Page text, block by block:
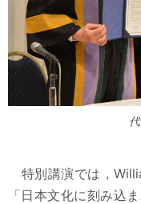
特別講演では，
「日本文化に刻み込